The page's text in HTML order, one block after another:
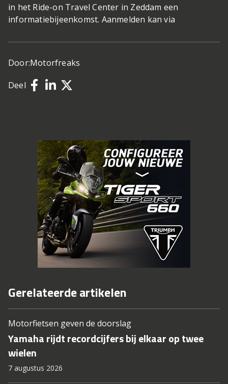
in het Ride-on Travel Center in Zeddam een
informatiebijeenkomst. Aanmelden kan via
Door:Motorfreaks
Deel
Gerelateerde artikelen
Motorfietsen geven de doorslag
Yamaha rijdt recordcijfers bij elkaar op twee
wielen
7 augustus 2026